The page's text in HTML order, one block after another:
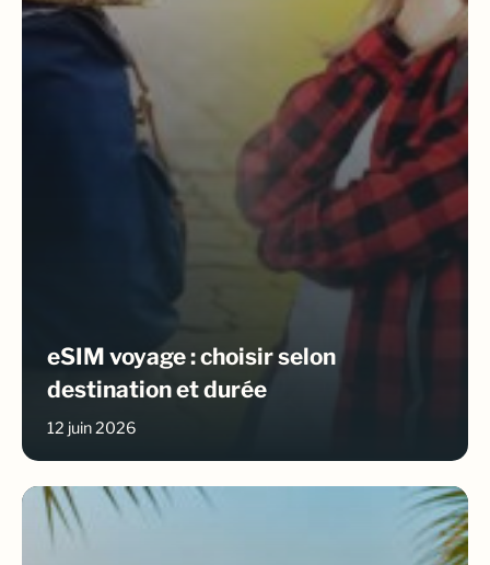
eSIM voyage : choisir selon
destination et durée
12 juin 2026